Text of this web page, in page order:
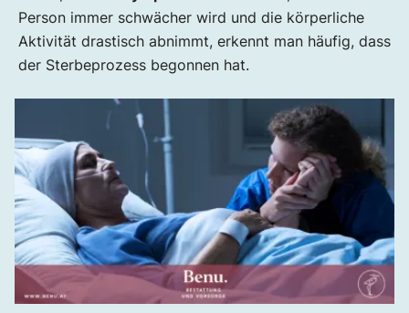
Person immer schwächer wird und die körperliche
Aktivität drastisch abnimmt, erkennt man häufig, dass
der Sterbeprozess begonnen hat.